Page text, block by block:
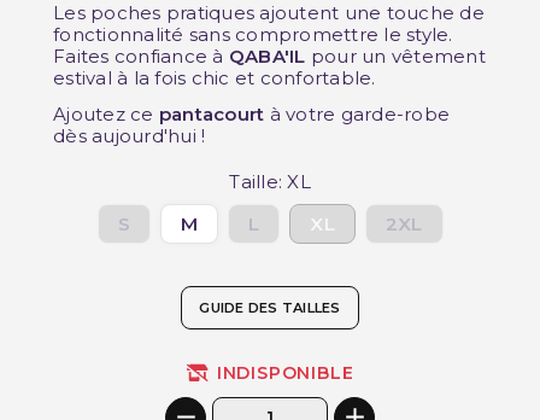
Les poches pratiques ajoutent une touche de
fonctionnalité sans compromettre le style.
Faites confiance à QABA'IL pour un vêtement
estival à la fois chic et confortable.
Ajoutez ce pantacourt à votre garde-robe
dès aujourd'hui !
Taille: XL
S
M L XL 2XL
GUIDE DES TAILLES
INDISPONIBLE